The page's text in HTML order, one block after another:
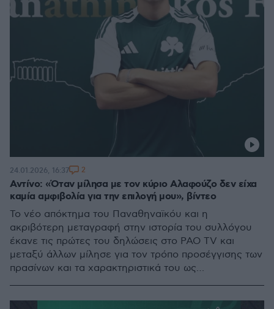
Αντίνο: «Όταν μίλησα με τον κύριο Αλαφούζο δεν είχα
καμία αμφιβολία για την επιλογή μου», βίντεο
Το νέο απόκτημα του Παναθηναϊκόυ και η
ακριβότερη μεταγραφή στην ιστορία του συλλόγου
έκανε τις πρώτες του δηλώσεις στο PAO TV και
μεταξύ άλλων μίλησε για τον τρόπο προσέγγισης των
πρασίνων και τα χαρακτηριστικά του ως
24.01.2026, 16:37 2